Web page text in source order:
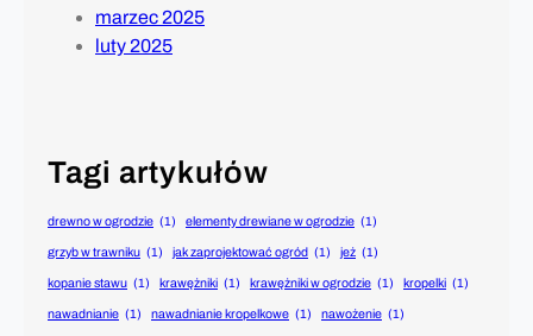
marzec 2025
luty 2025
Tagi artykułów
drewno w ogrodzie (1) elementy drewiane w ogrodzie (1)
grzyb w trawniku (1) jak zaprojektować ogród (1) jeż (1)
kopanie stawu (1) krawężniki (1) krawężniki w ogrodzie (1) kropelki (1)
nawadnianie (1) nawadnianie kropelkowe (1) nawożenie (1)